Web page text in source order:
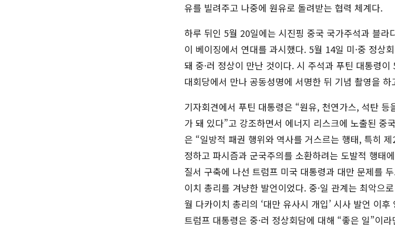
유를 빌려주고 나중에 원유로 돌려받는 협력 체계다.
하루 뒤인 5월 20일에는 시진핑 중국 국가주석과 블라
이 베이징에서 연대를 과시했다. 5월 14일 미·중 정상
돼 중·러 정상이 만난 것이다. 시 주석과 푸틴 대통령
대회당에서 만나 공동성명에 서명한 뒤 기념 촬영을
기자회견에서 푸틴 대통령은 “원유, 천연가스, 석탄 등
가 돼 있다”고 강조하면서 에너지 리스크에 노출된 중
은 “일방적 패권 행위와 역사를 거스르는 행태, 특히
정하고 파시즘과 군국주의를 소환하려는 도발적 행태
질서 구축에 나선 트럼프 미국 대통령과 대만 문제를
이치 총리를 겨냥한 발언이었다. 중·일 관계는 최악으
월 다카이치 총리의 ‘대만 유사시 개입’ 시사 발언 이
트럼프 대통령은 중·러 정상회담에 대해 “좋은 일”이